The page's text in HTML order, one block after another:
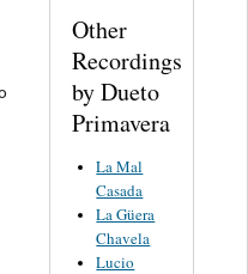
Other
Recordings
by Dueto
Primavera
La Mal
Casada
La Güera
Chavela
Lucio